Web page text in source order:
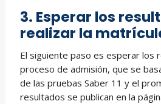
3. Esperar los
realizar la
El siguiente paso es esperar los
proceso de admisión, que se
de las pruebas Saber 11 y el
resultados se publican en la